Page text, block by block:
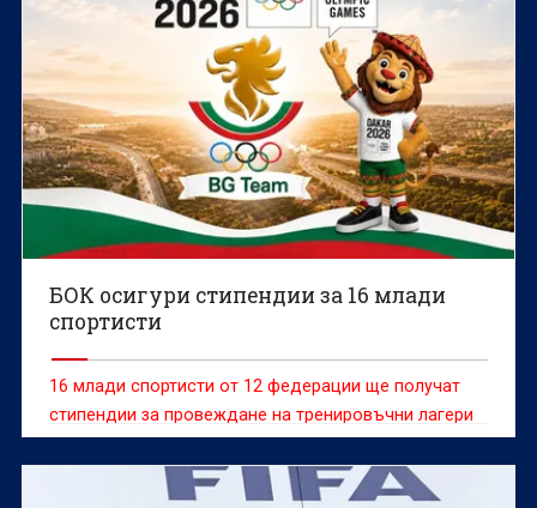
БОК осигури стипендии за 16 млади
спортисти
16 млади спортисти от 12 федерации ще получат
стипендии за провеждане на тренировъчни лагери
като част от програмата на МОК „Олимпийска
солидарност“.